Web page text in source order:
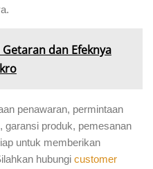
dan Efeknya
penawaran, permintaan
garansi produk, pemesanan
untuk memberikan
hubungi customer